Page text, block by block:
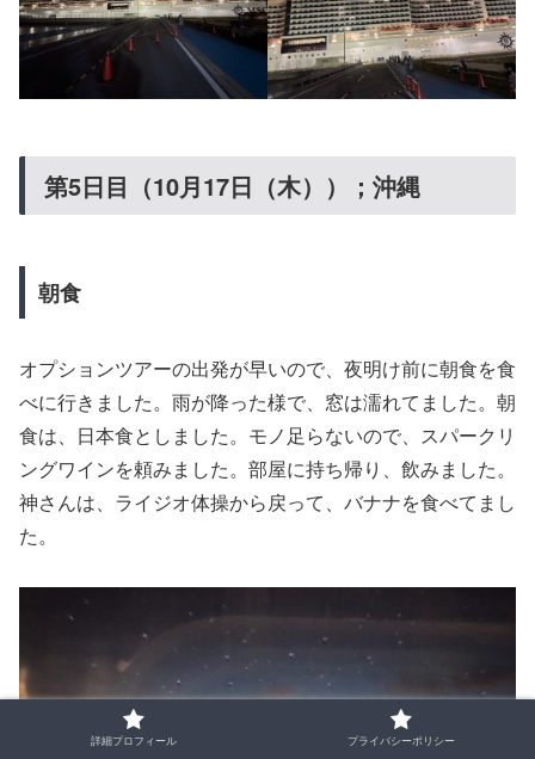
第5日目（10月17日（木））；沖縄
朝食
オプションツアーの出発が早いので、夜明け前に朝食を食
べに行きました。雨が降った様で、窓は濡れてました。朝
食は、日本食としました。モノ足らないので、スパークリ
ングワインを頼みました。部屋に持ち帰り、飲みました。
神さんは、ライジオ体操から戻って、バナナを食べてまし
た。
詳細プロフィール プライバシーポリシー